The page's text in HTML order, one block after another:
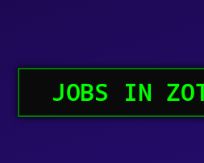
JOBS IN